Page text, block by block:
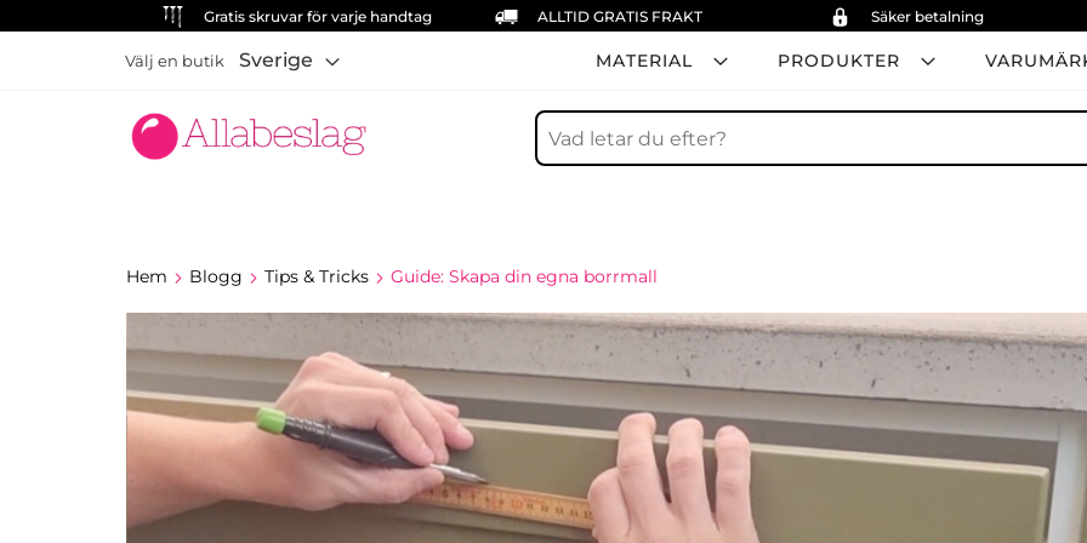
Gratis skruvar för varje handtag ALLTID GRATIS FRAKT Säker betalning
MATERIAL PRODUKTER
Välj en butik Sverige
Sök
Hem Blogg Tips & Tricks Guide: Skapa din egna borrmall